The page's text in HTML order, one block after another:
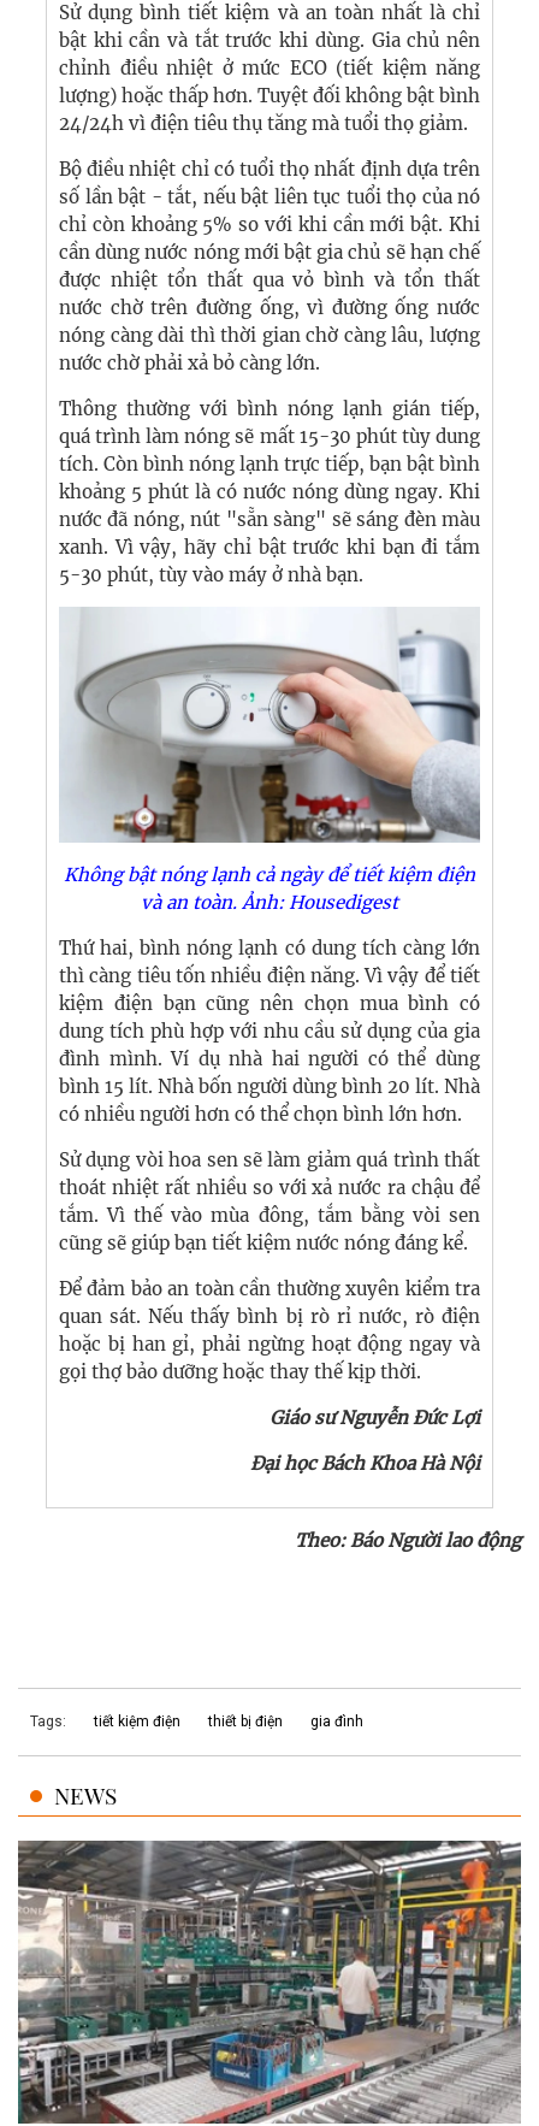
Sử dụng bình tiết kiệm và an toàn nhất là chỉ
bật khi cần và tắt trước khi dùng. Gia chủ nên
chỉnh điều nhiệt ở mức ECO (tiết kiệm năng
lượng) hoặc thấp hơn. Tuyệt đối không bật bình
24/24h vì điện tiêu thụ tăng mà tuổi thọ giảm.
Bộ điều nhiệt chỉ có tuổi thọ nhất định dựa trên
số lần bật - tắt, nếu bật liên tục tuổi thọ của nó
chỉ còn khoảng 5% so với khi cần mới bật. Khi
cần dùng nước nóng mới bật gia chủ sẽ hạn chế
được nhiệt tổn thất qua vỏ bình và tổn thất
nước chờ trên đường ống, vì đường ống nước
nóng càng dài thì thời gian chờ càng lâu, lượng
nước chờ phải xả bỏ càng lớn.
Thông thường với bình nóng lạnh gián tiếp,
quá trình làm nóng sẽ mất 15-30 phút tùy dung
tích. Còn bình nóng lạnh trực tiếp, bạn bật bình
khoảng 5 phút là có nước nóng dùng ngay. Khi
nước đã nóng, nút "sẵn sàng" sẽ sáng đèn màu
xanh. Vì vậy, hãy chỉ bật trước khi bạn đi tắm
5-30 phút, tùy vào máy ở nhà bạn.
Không bật nóng lạnh cả ngày để tiết kiệm điện
và an toàn. Ảnh: Housedigest
Thứ hai, bình nóng lạnh có dung tích càng lớn
thì càng tiêu tốn nhiều điện năng. Vì vậy để tiết
kiệm điện bạn cũng nên chọn mua bình có
dung tích phù hợp với nhu cầu sử dụng của gia
đình mình. Ví dụ nhà hai người có thể dùng
bình 15 lít. Nhà bốn người dùng bình 20 lít. Nhà
có nhiều người hơn có thể chọn bình lớn hơn.
Sử dụng vòi hoa sen sẽ làm giảm quá trình thất
thoát nhiệt rất nhiều so với xả nước ra chậu để
tắm. Vì thế vào mùa đông, tắm bằng vòi sen
cũng sẽ giúp bạn tiết kiệm nước nóng đáng kể.
Để đảm bảo an toàn cần thường xuyên kiểm tra
quan sát. Nếu thấy bình bị rò rỉ nước, rò điện
hoặc bị han gỉ, phải ngừng hoạt động ngay và
gọi thợ bảo dưỡng hoặc thay thế kịp thời.
Giáo sư Nguyễn Đức Lợi
Đại học Bách Khoa Hà Nội
Theo: Báo Người lao động
Tags: tiết kiệm điện thiết bị điện gia đình
NEWS